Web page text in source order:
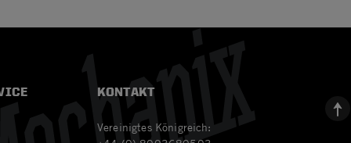
KONTAKT
Vereinigtes Königreich: